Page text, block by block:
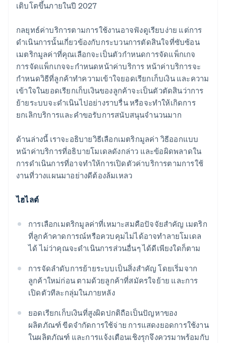
เติบโตขึ้นภายในปี 2027
กลยุทธ์ค่าบริการตามการใช้งานอาจฟังดูเรียบง่าย แต่การ
ดำเนินการนั้นเกี่ยวข้องกับกระบวนการตัดสินใจที่ซับซ้อน
เมตริกมูลค่าที่คุณเลือกจะเป็นตัวกำหนดการจัดแพ็กเกจ
การจัดแพ็กเกจจะกำหนดหน้าค่าบริการ หน้าค่าบริการจะ
กำหนดวิธีที่ลูกค้าทำความเข้าใจยอดเรียกเก็บเงิน และความ
เข้าใจในยอดเรียกเก็บเงินของลูกค้าจะเป็นตัวตัดสินว่าการ
ย้ายระบบจะดำเนินไปอย่างราบรื่น หรือจะทำให้เกิดการ
ยกเลิกบริการและคำขอรับการสนับสนุนจำนวนมาก
ด้านล่างนี้ เราจะอธิบายวิธีเลือกเมตริกมูลค่า วิธีออกแบบ
หน้าค่าบริการที่อธิบายโมเดลดังกล่าว และข้อผิดพลาดใน
การดำเนินการที่อาจทำให้การเปิดตัวค่าบริการตามการใช้
งานที่วางแผนมาอย่างดีต้องล้มเหลว
ไฮไลต์
การเลือกเมตริกมูลค่าที่เหมาะสมคือปัจจัยสำคัญ เมตริก
ที่ลูกค้าคาดการณ์หรือควบคุมไม่ได้อาจทำลายโมเดล
ได้ ไม่ว่าคุณจะดำเนินการส่วนอื่นๆ ได้ดีเพียงใดก็ตาม
การจัดลำดับการย้ายระบบเป็นสิ่งสำคัญ โดยเริ่มจาก
ลูกค้าใหม่ก่อน ตามด้วยลูกค้าที่สมัครใจย้าย และการ
เปิดตัวทีละกลุ่มในภายหลัง
ยอดเรียกเก็บเงินที่สูงผิดปกติถือเป็นปัญหาของ
ผลิตภัณฑ์ ขีดจำกัดการใช้จ่าย การแสดงยอดการใช้งาน
ในผลิตภัณฑ์ และการแจ้งเตือนเชิงรุกจึงควรมาพร้อมกับ